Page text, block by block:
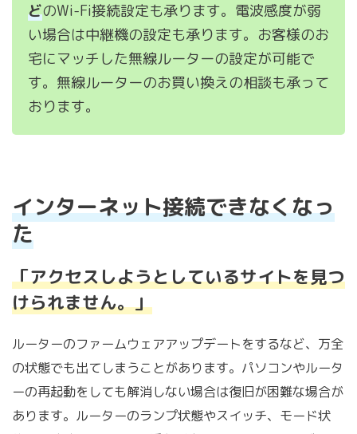
どのWi-Fi接続設定も承ります。電波感度が弱
い場合は中継機の設定も承ります。お客様のお
宅にマッチした無線ルーターの設定が可能で
す。無線ルーターのお買い換えの相談も承って
おります。
インターネット接続できなくなっ
た
「アクセスしようとしているサイトを見つ
けられません。」
ルーターのファームウェアアップデートをするなど、万全
の状態でも出てしまうことがあります。パソコンやルータ
ーの再起動をしても解消しない場合は復旧が困難な場合が
あります。ルーターのランプ状態やスイッチ、モード状